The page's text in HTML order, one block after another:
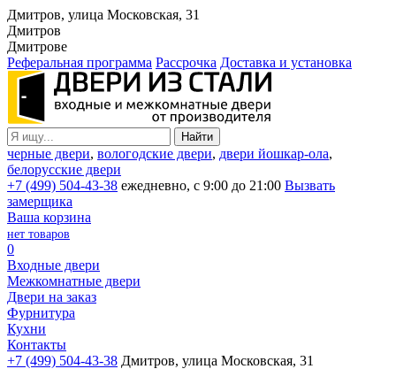
Дмитров, улица Московская, 31
Дмитров
Дмитрове
Реферальная программа Рассрочка Доставка и установка
черные двери, вологодские двери, двери йошкар-ола,
белорусские двери
+7 (499) 504-43-38 ежедневно, с 9:00 до 21:00 Вызвать
замерщика
Ваша корзина
нет товаров
0
Входные двери
Межкомнатные двери
Двери на заказ
Фурнитура
Кухни
Контакты
+7 (499) 504-43-38 Дмитров, улица Московская, 31